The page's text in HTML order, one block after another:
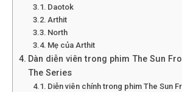
Daotok
Arthit
North
Mẹ của Arthit
Dàn diễn viên trong phim The Sun
The Series
Diễn viên chính trong phim The Sun